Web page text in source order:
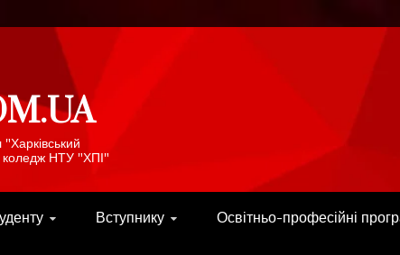
коледж НТУ "ХПІ"
Вступнику Освітньо-професійні